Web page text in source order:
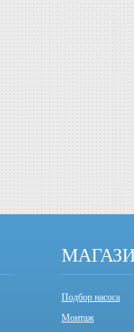
Подбор насоса
Монтаж